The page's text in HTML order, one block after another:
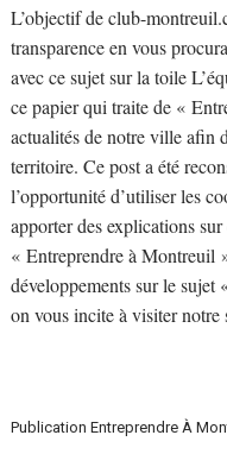
L’objectif de club-
transparence en vous
avec ce sujet sur la toile
ce papier qui traite de «
actualités de notre ville afin
territoire. Ce post a été
l’opportunité d’utiliser les
apporter des explications
« Entreprendre à Montreuil
développements sur le
on vous incite à visiter
Publication Entreprendre À